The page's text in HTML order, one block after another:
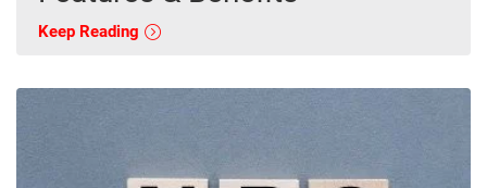
Keep Reading